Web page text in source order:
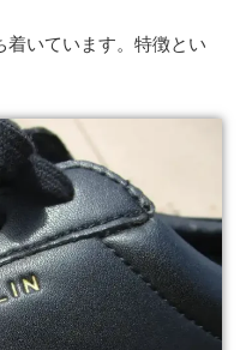
いています。特徴とい